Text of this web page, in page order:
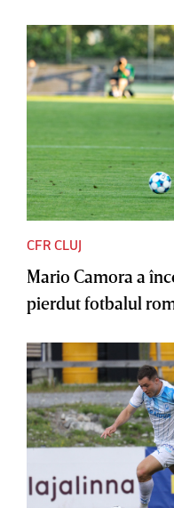
CFR CLUJ
Mario Camora a
pierdut fotbalul